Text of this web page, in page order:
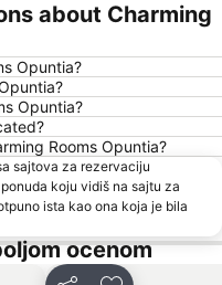
about Charming
Opuntia?
Opuntia?
Rooms Opuntia?
sajtova za rezervaciju
koju vidiš na sajtu za
ista kao ona koja je bila
ocenom